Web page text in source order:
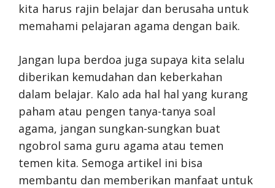
kita harus rajin belajar dan berusaha untuk
memahami pelajaran agama dengan baik.
Jangan lupa berdoa juga supaya kita selalu
diberikan kemudahan dan keberkahan
dalam belajar. Kalo ada hal hal yang kurang
paham atau pengen tanya-tanya soal
agama, jangan sungkan-sungkan buat
ngobrol sama guru agama atau temen
temen kita. Semoga artikel ini bisa
membantu dan memberikan manfaat untuk